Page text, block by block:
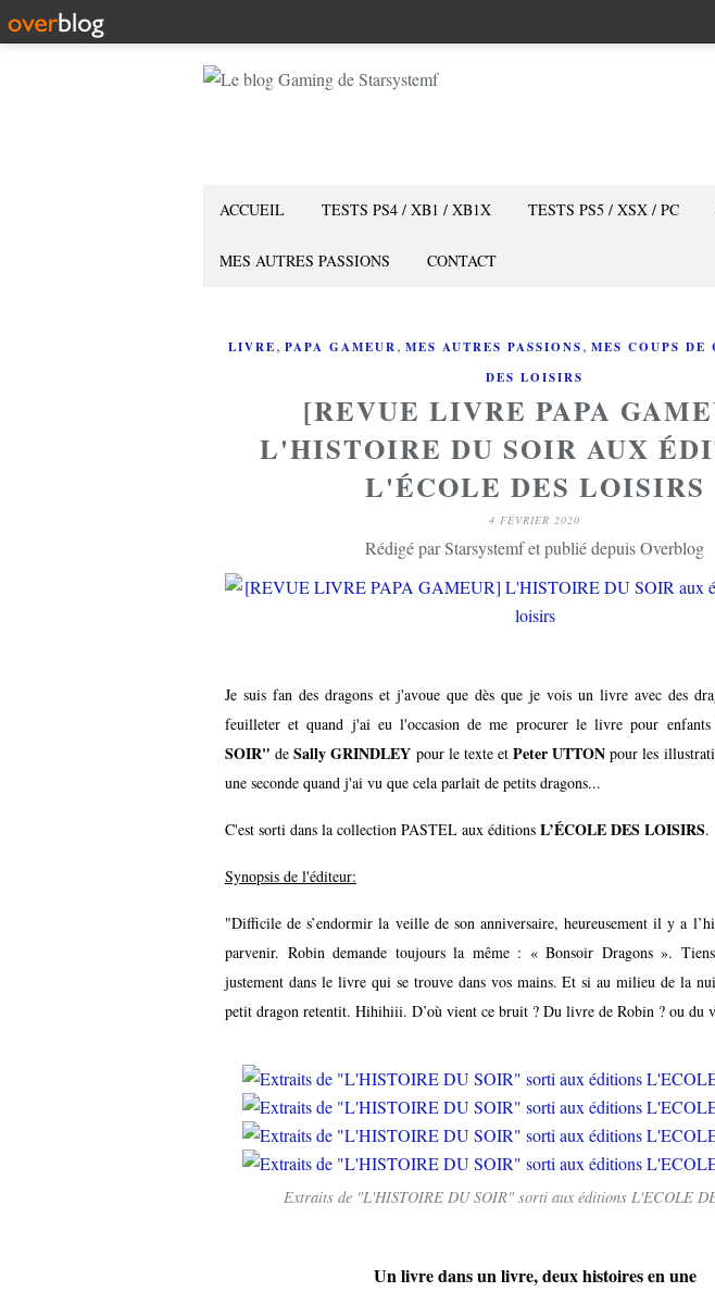
ACCUEIL TESTS PS4 / XB1 / XB1X TESTS PS5 / XSX / PC
MES AUTRES PASSIONS CONTACT
LIVRE, PAPA GAMEUR, MES AUTRES PASSIONS, MES COUPS DE
DES LOISIRS
[REVUE LIVRE PAPA
L'HISTOIRE DU SOIR AUX
L'ÉCOLE DES LOISIRS
4 FÉVRIER 2020
Rédigé par Starsystemf et publié depuis Overblog
Je suis fan des dragons et j'avoue que dès que je vois un livre avec des
feuilleter et quand j'ai eu l'occasion de me procurer le livre pour enfants
SOIR" deSally GRINDLEY pour le texte et Peter UTTON pour les
une seconde quand j'ai vu que cela parlait de petits dragons...
C'est sorti dans la collection PASTEL aux éditions L’ÉCOLE DES LOISIRS.
Synopsis de l'éditeur:
"Difficile de s’endormir la veille de son anniversaire, heureusement il y a
parvenir. Robin demande toujours la même : « Bonsoir Dragons ».
justement dans le livre qui se trouve dans vos mains. Et si au milieu de la
petit dragon retentit. Hihihiii. D’où vient ce bruit ? Du livre de Robin ? ou du
Extraits de "L'HISTOIRE DU SOIR" sorti aux éditions L'ECOLE
Un livre dans un livre, deux histoires en une